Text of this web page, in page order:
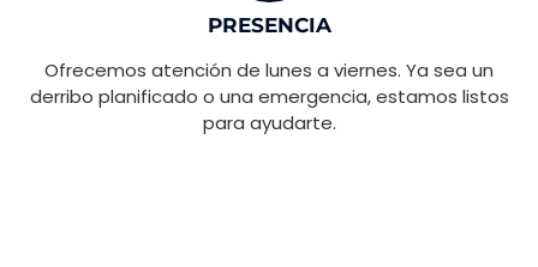
PRESENCIA
Ofrecemos atención de lunes a viernes. Ya sea un
derribo planificado o una emergencia, estamos listos
para ayudarte.